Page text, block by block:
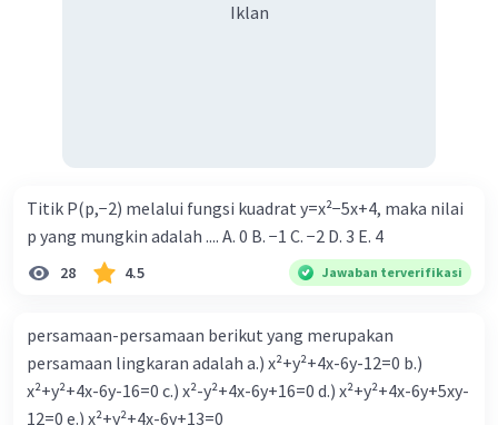
Iklan
Titik P(p,−2) melalui fungsi kuadrat y=x²−5x+4, maka nilai
p yang mungkin adalah .... A. 0 B. −1 C. −2 D. 3 E. 4
28 4.5 Jawaban terverifikasi
persamaan-persamaan berikut yang merupakan
persamaan lingkaran adalah a.) x²+y²+4x-6y-12=0 b.)
x²+y²+4x-6y-16=0 c.) x²-y²+4x-6y+16=0 d.) x²+y²+4x-6y+5xy-
12=0 e.) x²+y²+4x-6y+13=0